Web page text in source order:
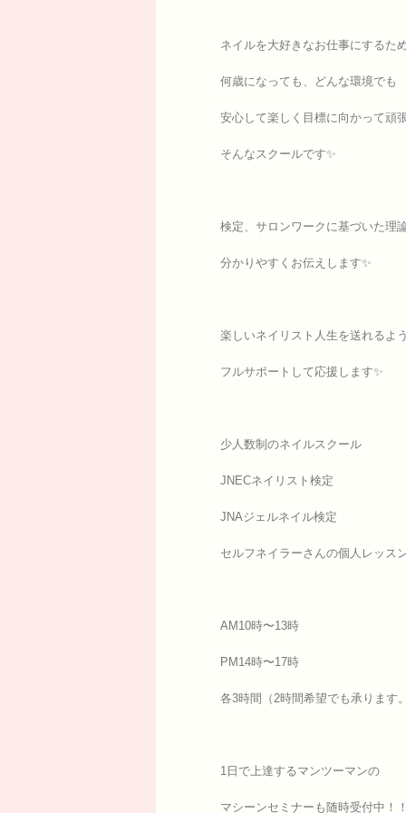
ネイルを大好きなお仕事にするた
何歳になっても、どんな環境でも
安心して楽しく目標に向かって頑
そんなスクールです✨
検定、サロンワークに基づいた理
分かりやすくお伝えします✨
楽しいネイリスト人生を送れるよう
フルサポートして応援します✨
少人数制のネイルスクール
JNECネイリスト検定
JNAジェルネイル検定
セルフネイラーさんの個人レッス
AM10時〜13時
PM14時〜17時
各3時間（2時間希望でも承ります。
1日で上達するマンツーマンの
マシーンセミナーも随時受付中！！